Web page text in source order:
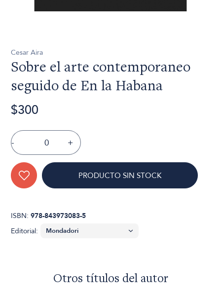
Cesar Aira
Sobre el arte contemporaneo
seguido de En la Habana
$300
- +
PRODUCTO SIN STOCK
ISBN:978-843973083-5
Editorial:
Otros títulos del autor